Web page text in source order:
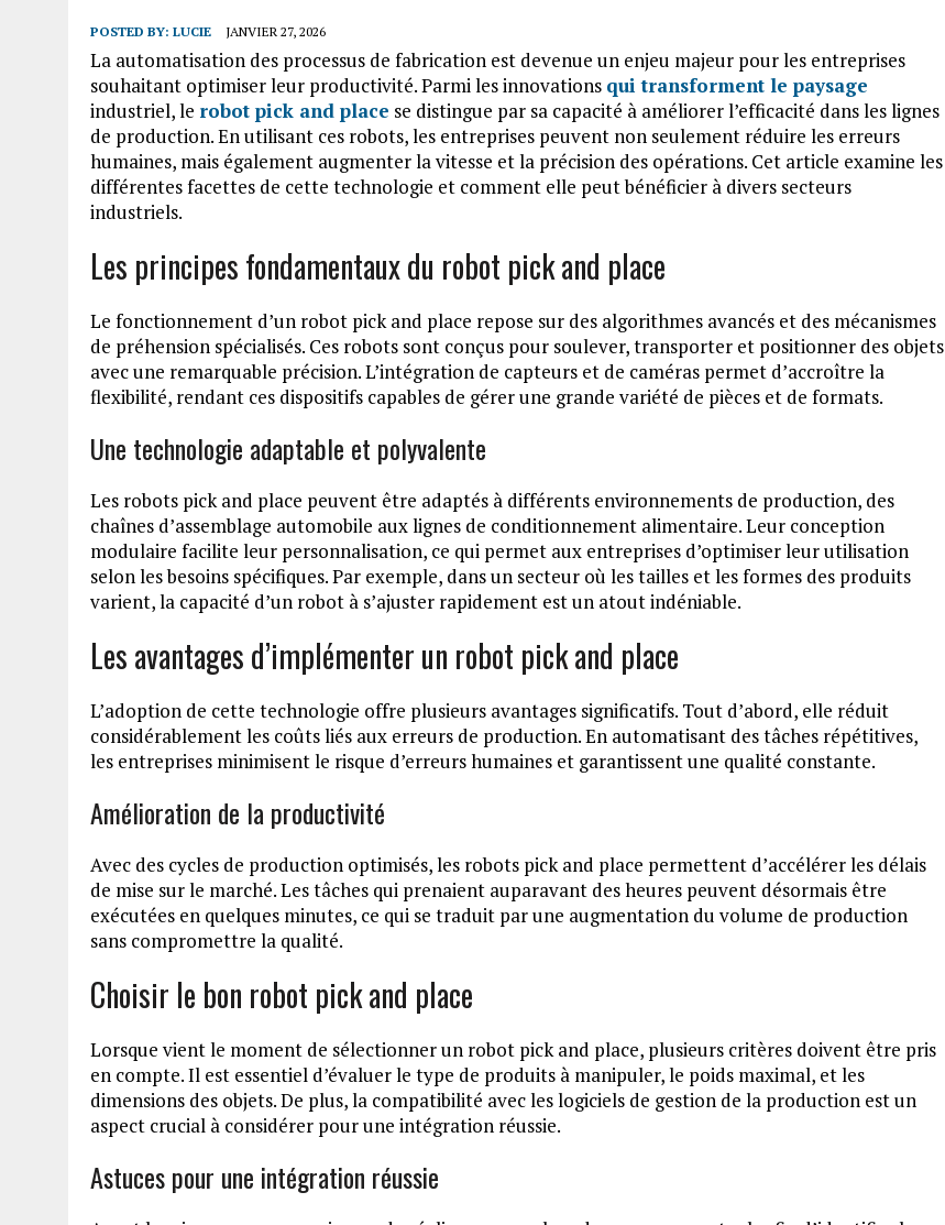
POSTED BY: LUCIE JANVIER 27, 2026
La automatisation des processus de fabrication est devenue un enjeu majeur pour les entreprises
souhaitant optimiser leur productivité. Parmi les innovations qui transforment le paysage
industriel, le robot pick and place se distingue par sa capacité à améliorer l’efficacité dans les lignes
de production. En utilisant ces robots, les entreprises peuvent non seulement réduire les erreurs
humaines, mais également augmenter la vitesse et la précision des opérations. Cet article examine les
différentes facettes de cette technologie et comment elle peut bénéficier à divers secteurs
industriels.
Les principes fondamentaux du robot pick and place
Le fonctionnement d’un robot pick and place repose sur des algorithmes avancés et des mécanismes
de préhension spécialisés. Ces robots sont conçus pour soulever, transporter et positionner des objets
avec une remarquable précision. L’intégration de capteurs et de caméras permet d’accroître la
flexibilité, rendant ces dispositifs capables de gérer une grande variété de pièces et de formats.
Une technologie adaptable et polyvalente
Les robots pick and place peuvent être adaptés à différents environnements de production, des
chaînes d’assemblage automobile aux lignes de conditionnement alimentaire. Leur conception
modulaire facilite leur personnalisation, ce qui permet aux entreprises d’optimiser leur utilisation
selon les besoins spécifiques. Par exemple, dans un secteur où les tailles et les formes des produits
varient, la capacité d’un robot à s’ajuster rapidement est un atout indéniable.
Les avantages d’implémenter un robot pick and place
L’adoption de cette technologie offre plusieurs avantages significatifs. Tout d’abord, elle réduit
considérablement les coûts liés aux erreurs de production. En automatisant des tâches répétitives,
les entreprises minimisent le risque d’erreurs humaines et garantissent une qualité constante.
Amélioration de la productivité
Avec des cycles de production optimisés, les robots pick and place permettent d’accélérer les délais
de mise sur le marché. Les tâches qui prenaient auparavant des heures peuvent désormais être
exécutées en quelques minutes, ce qui se traduit par une augmentation du volume de production
sans compromettre la qualité.
Choisir le bon robot pick and place
Lorsque vient le moment de sélectionner un robot pick and place, plusieurs critères doivent être pris
en compte. Il est essentiel d’évaluer le type de produits à manipuler, le poids maximal, et les
dimensions des objets. De plus, la compatibilité avec les logiciels de gestion de la production est un
aspect crucial à considérer pour une intégration réussie.
Astuces pour une intégration réussie